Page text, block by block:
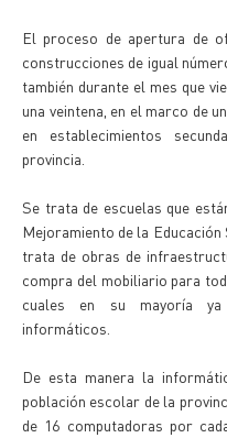
El proceso de apertura de
construcciones de igual
también durante el mes que
una veintena, en el marco de
en establecimientos
provincia.
Se trata de escuelas que
Mejoramiento de la Educación
trata de obras de
compra del mobiliario para
cuales en su mayoría ya
informáticos.
De esta manera la
población escolar de la
de 16 computadoras por